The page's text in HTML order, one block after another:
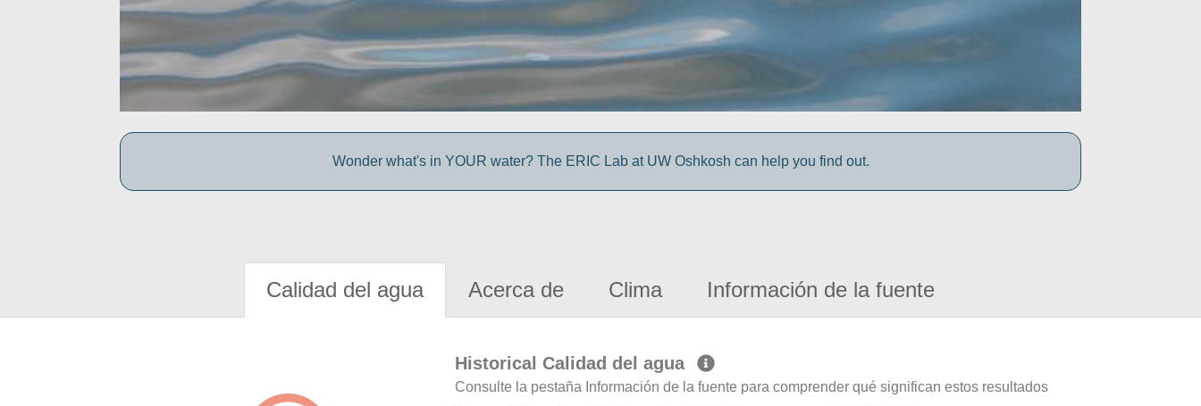
Wonder what's in YOUR water? The ERIC Lab at UW Oshkosh can help you find out.
Calidad del agua Acerca de Clima Información de la fuente
Historical Calidad del agua
Consulte la pestaña Información de la fuente para comprender qué significan estos resultados